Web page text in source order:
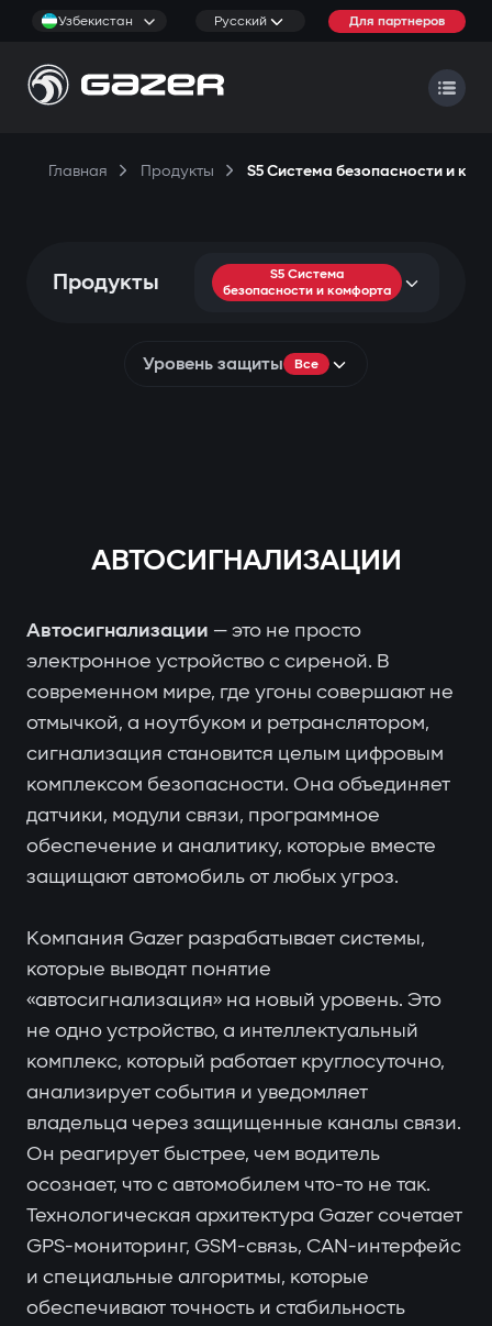
Узбекистан Русский Для партнеров
Главная Продукты S5 Система безопасности и
Продукты
S5 Система
безопасности и комфорта
Уровень защиты Все
АВТОСИГНАЛИЗАЦИИ
Автосигнализации — это не просто
электронное устройство с сиреной. В
современном мире, где угоны совершают не
отмычкой, а ноутбуком и ретранслятором,
сигнализация становится целым цифровым
комплексом безопасности. Она объединяет
датчики, модули связи, программное
обеспечение и аналитику, которые вместе
защищают автомобиль от любых угроз.
Компания Gazer разрабатывает системы,
которые выводят понятие
«автосигнализация» на новый уровень. Это
не одно устройство, а интеллектуальный
комплекс, который работает круглосуточно,
анализирует события и уведомляет
владельца через защищенные каналы связи.
Он реагирует быстрее, чем водитель
осознает, что с автомобилем что-то не так.
Технологическая архитектура Gazer сочетает
GPS-мониторинг, GSM-связь, CAN-интерфейс
и специальные алгоритмы, которые
обеспечивают точность и стабильность